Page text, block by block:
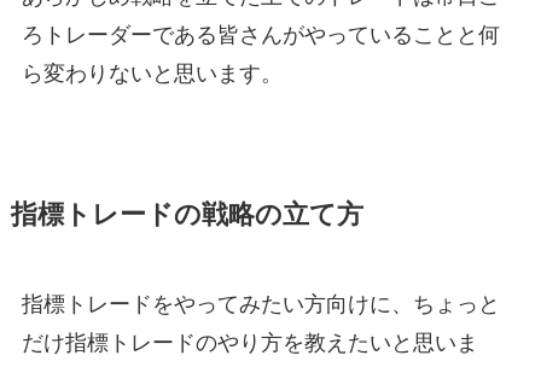
ろトレーダーである皆さんがやっていることと何
ら変わりないと思います。
指標トレードの戦略の立て方
指標トレードをやってみたい方向けに、ちょっと
だけ指標トレードのやり方を教えたいと思いま